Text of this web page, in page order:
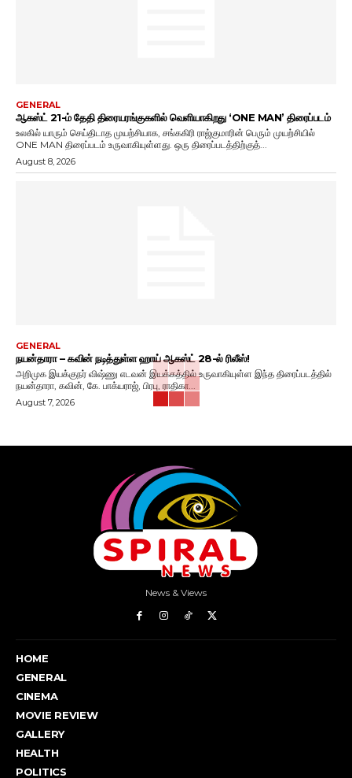
GENERAL
ஆகஸ்ட் 21-ம் தேதி திரையரங்குகளில் வெளியாகிறது ‘ONE MAN’ திரைப்படம்
உலகில் யாரும் செய்திடாத முயற்சியாக, சங்ககிரி ராஜ்குமாரின் பெரும் முயற்சியில்
ONE MAN திரைப்படம் உருவாகியுள்ளது. ஒரு திரைப்படத்திற்குத்...
August 8, 2026
GENERAL
நயன்தாரா – கவின் நடித்துள்ள ஹாய் ஆகஸ்ட் 28-ல் ரிலீஸ்!
அறிமுக இயக்குநர் விஷ்ணு எடவன் இயக்கத்தில் உருவாகியுள்ள இந்த திரைப்படத்தில்
நயன்தாரா, கவின், கே. பாக்யராஜ், பிரபு, ராதிகா...
August 7, 2026
News & Views
HOME
GENERAL
CINEMA
MOVIE REVIEW
GALLERY
HEALTH
POLITICS